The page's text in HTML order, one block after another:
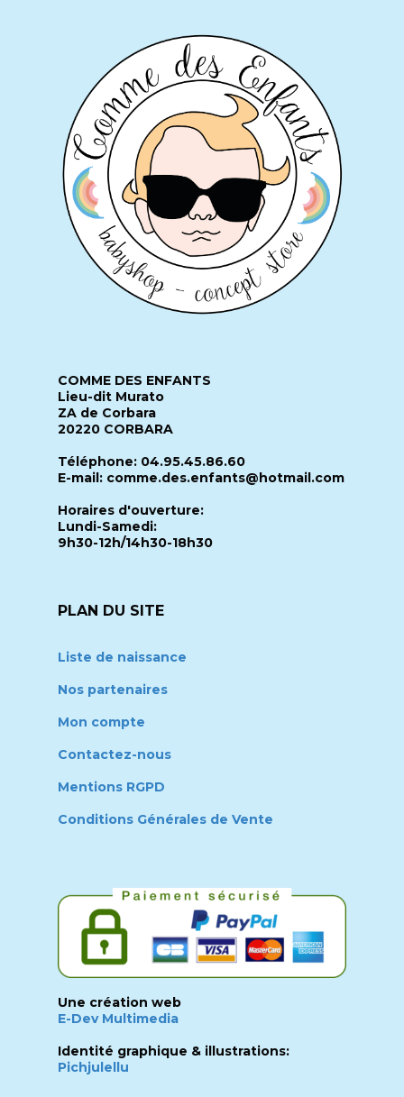
COMME DES ENFANTS
Lieu-dit Murato
ZA de Corbara
20220 CORBARA
Téléphone: 04.95.45.86.60
E-mail: comme.des.enfants@hotmail.com
Horaires d'ouverture:
Lundi-Samedi:
9h30-12h/14h30-18h30
PLAN DU SITE
Liste de naissance
Nos partenaires
Mon compte
Contactez-nous
Mentions RGPD
Conditions Générales de Vente
Une création web
E-Dev Multimedia
Identité graphique & illustrations:
Pichjulellu